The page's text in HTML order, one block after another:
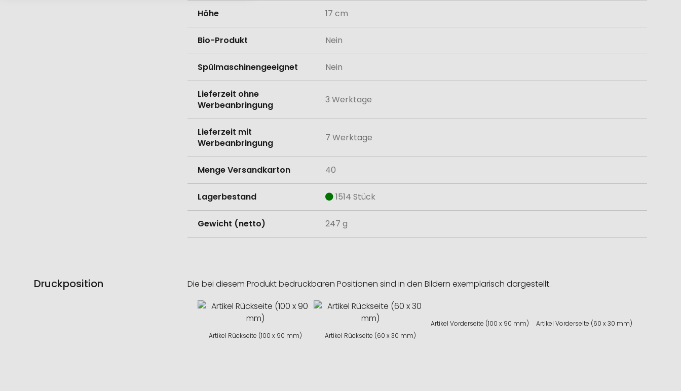
Höhe 17 cm
Bio-Produkt Nein
Spülmaschinengeeignet Nein
Lieferzeit ohne
Werbeanbringung
3 Werktage
Lieferzeit mit
Werbeanbringung
7 Werktage
Menge Versandkarton 40
Lagerbestand 1514 Stück
Gewicht (netto) 247 g
Druckposition Die bei diesem Produkt bedruckbaren Positionen sind in den Bildern exemplarisch dargestellt.
Artikel Rückseite (100 x 90 mm) Artikel Rückseite (60 x 30 mm)
Artikel Vorderseite (100 x 90 mm) Artikel Vorderseite (60 x 30 mm)